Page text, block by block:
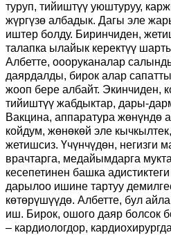
туруп, тийиштүү уюштуруу,
жүргүзө албадык. Дагы эле
иштер болду. Биринчиден,
талапка ылайык керектүү
Албетте, оооруканалар
даярдалды, бирок алар
жооп бере албайт. Экинчиден,
тийиштүү жабдыктар, дары-
Вакцина, аппаратура жөнүндө
койдум, жөнөкөй эле кычкылтек
жетишсиз. Үчүнчүдөн, негизги
врачтарга, медайымдарга
кесепетинен башка
дарылоо ишине тартуу
көтөрүшүүдө. Албетте, бул
иш. Бирок, ошого даяр болсок
– кардиологдор,